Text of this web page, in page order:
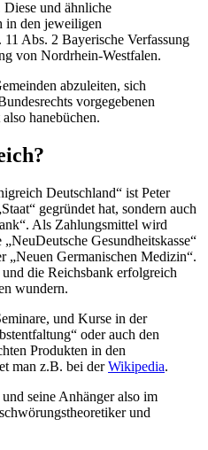
Diese und ähnliche
in den jeweiligen
Abs. 2 Bayerische Verfassung
von Nordrhein-Westfalen.
abzuleiten, sich
vorgegebenen
hanebüchen.
Deutschland“ ist Peter
gegründet hat, sondern auch
Als Zahlungsmittel wird
Gesundheitskasse“
„Neuen Germanischen Medizin“.
die Reichsbank erfolgreich
wundern.
und Kurse in der
oder auch den
Produkten in den
man z.B. bei derWikipedia.
seine Anhänger also im
und